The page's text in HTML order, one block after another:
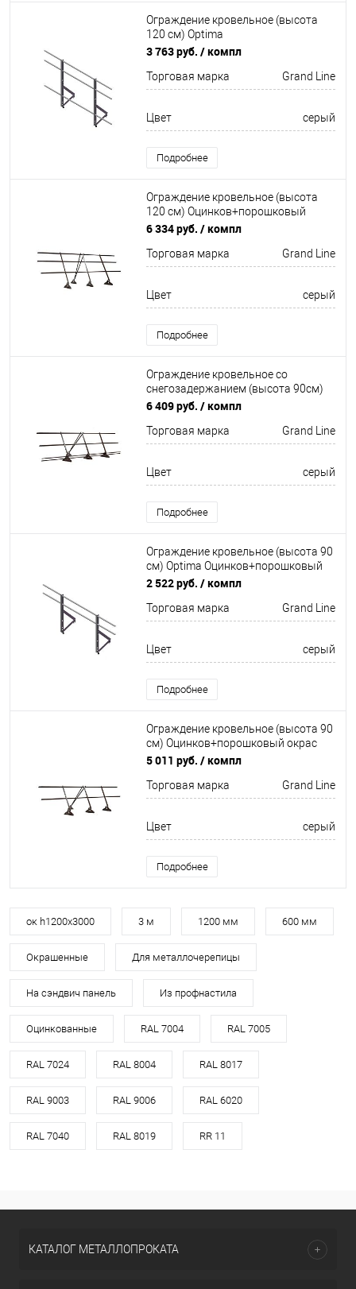
Ограждение кровельное (высота
120 см) Optima
Оцинков+порошковый окрас
3 763 руб. / компл
Торговая марка Grand Line
Цвет серый
Подробнее
Ограждение кровельное (высота
120 см) Оцинков+порошковый
окрас 3000мм Grand Line
6 334 руб. / компл
Торговая марка Grand Line
Цвет серый
Подробнее
Ограждение кровельное со
снегозадержанием (высота 90см)
Оцинков+порошковый окрас
6 409 руб. / компл
Торговая марка Grand Line
Цвет серый
Подробнее
Ограждение кровельное (высота 90
см) Optima Оцинков+порошковый
окрас 2000мм Grand Line
2 522 руб. / компл
Торговая марка Grand Line
Цвет серый
Подробнее
Ограждение кровельное (высота 90
см) Оцинков+порошковый окрас
3000мм Grand Line
5 011 руб. / компл
Торговая марка Grand Line
Цвет серый
Подробнее
ок h1200х3000 3 м 1200 мм 600 мм
Окрашенные Для металлочерепицы
На сэндвич панель Из профнастила
Оцинкованные RAL 7004 RAL 7005
RAL 7024 RAL 8004 RAL 8017
RAL 9003 RAL 9006 RAL 6020
RAL 7040 RAL 8019 RR 11
КАТАЛОГ МЕТАЛЛОПРОКАТА